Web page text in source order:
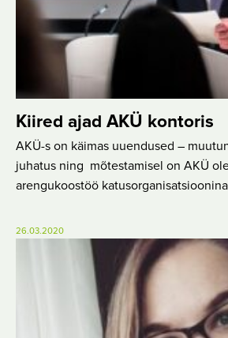
Kiired ajad AKÜ kontoris
AKÜ-s on käimas uuendused –
juhatus ning mõtestamisel on AKÜ
arengukoostöö
26.03.2020